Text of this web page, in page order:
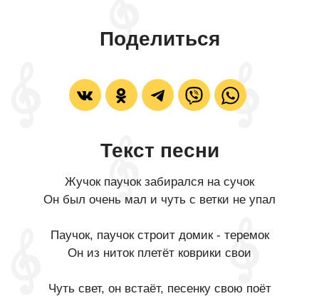
Поделиться
Текст песни
Жучок паучок забирался на сучок
Он был очень мал и чуть с ветки не упал
Паучок, паучок строит домик - теремок
Он из ниток плетёт коврики свои
Чуть свет, он встаёт, песенку свою поёт